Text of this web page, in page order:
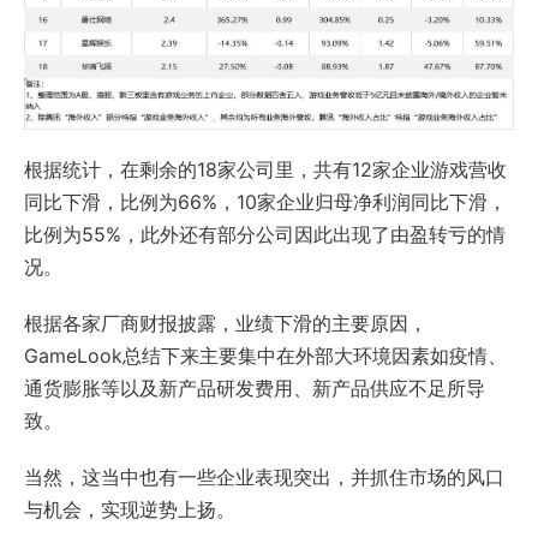
根据统计，在剩余的18家公司里，共有12家企业游戏营收
同比下滑，比例为66%，10家企业归母净利润同比下滑，
比例为55%，此外还有部分公司因此出现了由盈转亏的情
况。
根据各家厂商财报披露，业绩下滑的主要原因，
GameLook总结下来主要集中在外部大环境因素如疫情、
通货膨胀等以及新产品研发费用、新产品供应不足所导
致。
当然，这当中也有一些企业表现突出，并抓住市场的风口
与机会，实现逆势上扬。